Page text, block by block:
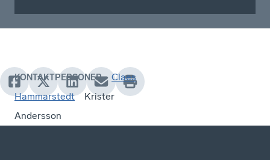
KONTAKTPERSONER
Claes
Hammarstedt
Krister
Andersson